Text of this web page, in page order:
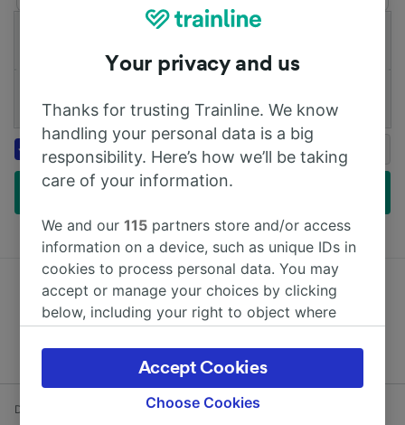
Cesta zpět
Přidat karty
Získejte až 20% slevu na pobyty
s Genius
Booking.com
Najít levné jízdenky
Získejte body a slevy
Domů Heathrow Terminal 3 - Londýn
Your privacy and us
Thanks for trusting Trainline. We know
handling your personal data is a big
responsibility. Here’s how we’ll be taking
care of your information.
We and our115 partners store and/or access
information on a device, such as unique IDs in
cookies to process personal data. You may
accept or manage your choices by clicking
below, including your right to object where
the privacy policy page. These choices will be
signaled to our partners and will not affect
browsing data. Your data will not be used for
Choose Cookies
Accept Cookies